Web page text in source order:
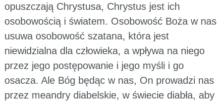
opuszczają Chrystusa, Chrystus jest ich
osobowością i światem. Osobowość Boża w nas
usuwa osobowość szatana, która jest
niewidzialna dla człowieka, a wpływa na niego
przez jego postępowanie i jego myśli i go
osacza. Ale Bóg będąc w nas, On prowadzi nas
przez meandry diabelskie, w świecie diabła, aby